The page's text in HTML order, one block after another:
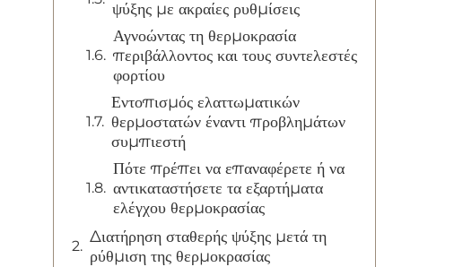
ψύξης με ακραίες ρυθμίσεις
Αγνοώντας τη θερμοκρασία
περιβάλλοντος και τους συντελεστές
φορτίου
Εντοπισμός ελαττωματικών
θερμοστατών έναντι προβλημάτων
συμπιεστή
Πότε πρέπει να επαναφέρετε ή να
αντικαταστήσετε τα εξαρτήματα
ελέγχου θερμοκρασίας
Διατήρηση σταθερής ψύξης μετά τη
ρύθμιση της θερμοκρασίας